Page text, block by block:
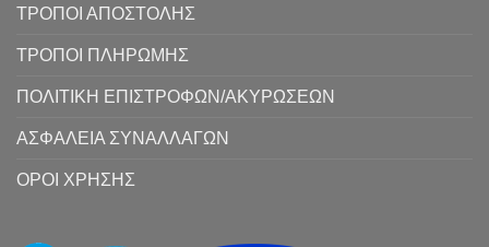
ΤΡΟΠΟΙ ΑΠΟΣΤΟΛΗΣ
ΤΡΟΠΟΙ ΠΛΗΡΩΜΗΣ
ΠΟΛΙΤΙΚΗ ΕΠΙΣΤΡΟΦΩΝ/ΑΚΥΡΩΣΕΩΝ
ΑΣΦΑΛΕΙΑ ΣΥΝΑΛΛΑΓΩΝ
ΟΡΟΙ ΧΡΗΣΗΣ